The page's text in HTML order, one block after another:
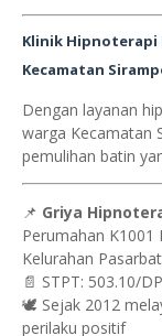
Klinik Hipnoterapi
Kecamatan
Dengan layanan
warga Kecamatan
pemulihan batin
📌 Griya
Perumahan K1001
Kelurahan
📄 STPT: 503.10/
🕊 Sejak 2012
perilaku positif